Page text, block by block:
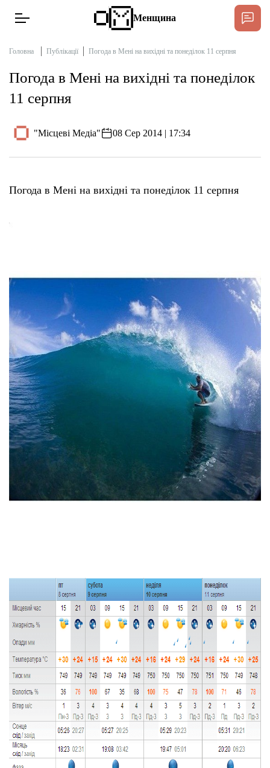
Новини
Інтерв’ю
Публікації
Тендери
Довідник
Контакти
Рекламні прайси
Підтримати «місцевих»
Редакційна політика
Етичний кодекс
Менщина
Головна Публікації Погода в Мені на вихідні та понеділок 11 серпня
Погода в Мені на вихідні та понеділок
11 серпня
"Місцеві Медіа" 08 Сер 2014 | 17:34
Погода в Мені на вихідні та понеділок 11 серпня